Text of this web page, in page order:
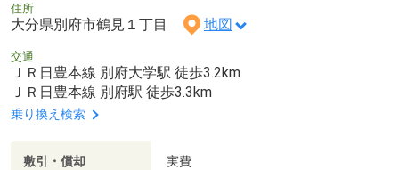
住所
大分県別府市鶴見１丁目 地図
交通
ＪＲ日豊本線 別府大学駅 徒歩3.2km
ＪＲ日豊本線 別府駅 徒歩3.3km
乗り換え検索
敷引・償却 実費